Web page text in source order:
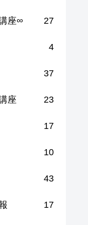
座∞ 27
4
37
座 23
17
10
43
17